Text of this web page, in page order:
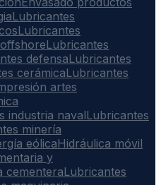
Lubricantes
Lubricantes
Lubricantes
defensaLubricantes
cerámicaLubricantes
artes
industria navalLubricantes
minería
eólicaHidráulica móvil
y
cementeraLubricantes